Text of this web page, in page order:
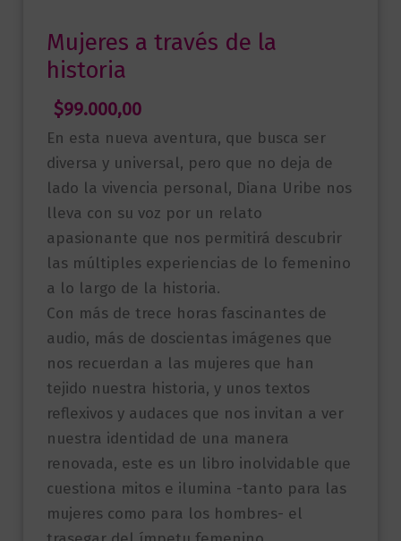
Mujeres a través de la
historia
$99.000,00
En esta nueva aventura, que busca ser
diversa y universal, pero que no deja de
lado la vivencia personal, Diana Uribe nos
lleva con su voz por un relato
apasionante que nos permitirá descubrir
las múltiples experiencias de lo femenino
a lo largo de la historia.
Con más de trece horas fascinantes de
audio, más de doscientas imágenes que
nos recuerdan a las mujeres que han
tejido nuestra historia, y unos textos
reflexivos y audaces que nos invitan a ver
nuestra identidad de una manera
renovada, este es un libro inolvidable que
cuestiona mitos e ilumina -tanto para las
mujeres como para los hombres- el